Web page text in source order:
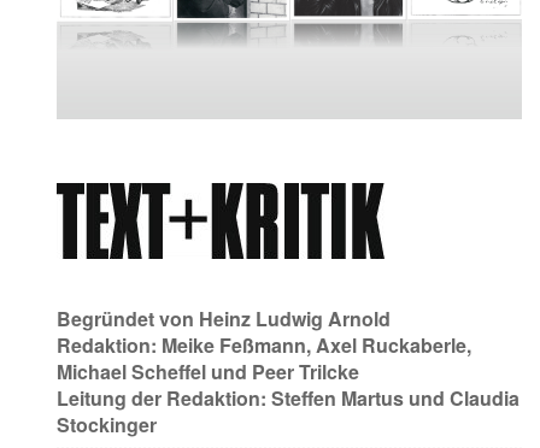
Begründet von Heinz Ludwig Arnold
Redaktion: Meike Feßmann,Axel Ruckaberle,
Michael Scheffel und Peer Trilcke
Leitung der Redaktion: Steffen Martus und Claudia
Stockinger